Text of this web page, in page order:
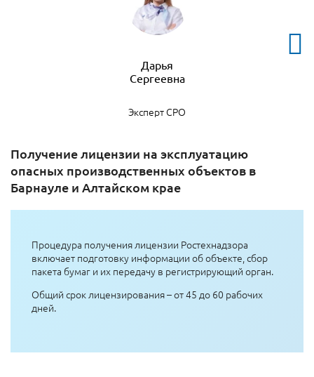
Дарья
Сергеевна
Эксперт СРО
Получение лицензии на эксплуатацию
опасных производственных объектов в
Барнауле и Алтайском крае
Процедура получения лицензии Ростехнадзора
включает подготовку информации об объекте, сбор
пакета бумаг и их передачу в регистрирующий орган.
Общий срок лицензирования – от 45 до 60 рабочих
дней.